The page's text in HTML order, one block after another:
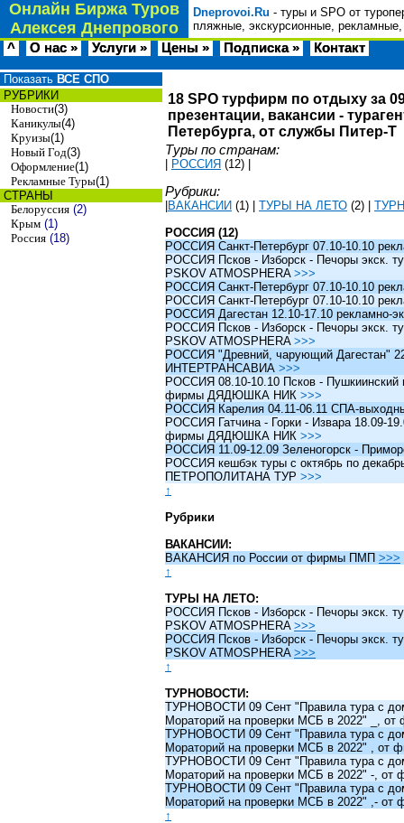
Онлайн Биржа Туров
Алексея Днепрового
Dneprovoi.Ru - туры и SPO от
пляжные, экскурсионные,
^ О нас » Услуги » Цены » Подписка » Контакт
Показать ВСЕ СПО
РУБРИКИ
Новости(3)
Каникулы(4)
Круизы(1)
Новый Год(3)
Оформление(1)
Рекламные Туры(1)
СТРАНЫ
Белоруссия (2)
Крым (1)
Россия (18)
18 SPO турфирм по отдыху за
презентации, вакансии -
Петербурга, от службы Питер-Т
Туры по странам:
РОССИЯ (12)
Рубрики:
ВАКАНСИИ (1) ТУРЫ НА ЛЕТО (2)
РОССИЯ (12)
РОССИЯ Санкт-Петербург 07.10-10.10
РОССИЯ Псков - Изборск - Печоры экск.
PSKOV ATMOSPHERA >>>
РОССИЯ Санкт-Петербург 07.10-10.10
РОССИЯ Санкт-Петербург 07.10-10.10
РОССИЯ Дагестан 12.10-17.10 рекламно-
РОССИЯ Псков - Изборск - Печоры экск.
PSKOV ATMOSPHERA >>>
РОССИЯ "Древний, чарующий Дагестан"
ИНТЕРТРАНСАВИА >>>
РОССИЯ 08.10-10.10 Псков - Пушкиинский
фирмы ДЯДЮШКА НИК >>>
РОССИЯ Карелия 04.11-06.11 СПА-
РОССИЯ Гатчина - Горки - Извара 18.09-
фирмы ДЯДЮШКА НИК >>>
РОССИЯ 11.09-12.09 Зеленогорск -
РОССИЯ кешбэк туры c октябрь по
ПЕТРОПОЛИТАНА ТУР >>>
↑
Рубрики
ВАКАНСИИ:
ВАКАНСИЯ по России от фирмы ПМП >>>
↑
ТУРЫ НА ЛЕТО:
РОССИЯ Псков - Изборск - Печоры экск.
PSKOV ATMOSPHERA >>>
РОССИЯ Псков - Изборск - Печоры экск.
PSKOV ATMOSPHERA >>>
↑
ТУРНОВОСТИ:
ТУРНОВОСТИ 09 Сент "Правила тура с
Мораторий на проверки МСБ в 2022" _,
ТУРНОВОСТИ 09 Сент "Правила тура с
Мораторий на проверки МСБ в 2022" ,
ТУРНОВОСТИ 09 Сент "Правила тура с
Мораторий на проверки МСБ в 2022" -,
ТУРНОВОСТИ 09 Сент "Правила тура с
Мораторий на проверки МСБ в 2022" ,-
↑